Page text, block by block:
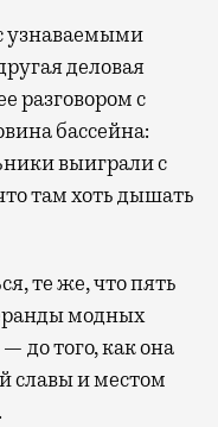
узнаваемыми
деловая
разговором с
бассейна:
выиграли с
там хоть дышать
те же, что пять
модных
до того, как она
славы и местом